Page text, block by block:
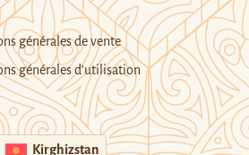
générales de vente
générales d’utilisation
Kirghizstan